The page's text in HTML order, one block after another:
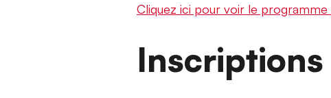
Cliquez ici pour voir le
Inscriptions